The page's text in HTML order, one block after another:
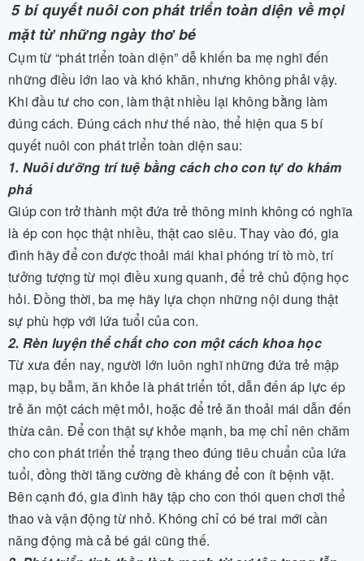
5 bí quyết nuôi con phát triển toàn diện về mọi
mặt từ những ngày thơ bé
Cụm từ “phát triển toàn diện” dễ khiến ba mẹ nghĩ đến
những điều lớn lao và khó khăn, nhưng không phải vậy.
Khi đầu tư cho con, làm thật nhiều lại không bằng làm
đúng cách. Đúng cách như thế nào, thể hiện qua 5 bí
quyết nuôi con phát triển toàn diện sau:
1. Nuôi dưỡng trí tuệ bằng cách cho con tự do khám
phá
Giúp con trở thành một đứa trẻ thông minh không có nghĩa
là ép con học thật nhiều, thật cao siêu. Thay vào đó, gia
đình hãy để con được thoải mái khai phóng trí tò mò, trí
tưởng tượng từ mọi điều xung quanh, để trẻ chủ động học
hỏi. Đồng thời, ba mẹ hãy lựa chọn những nội dung thật
sự phù hợp với lứa tuổi của con.
2. Rèn luyện thể chất cho con một cách khoa học
Từ xưa đến nay, người lớn luôn nghĩ những đứa trẻ mập
mạp, bụ bẫm, ăn khỏe là phát triển tốt, dẫn đến áp lực ép
trẻ ăn một cách mệt mỏi, hoặc để trẻ ăn thoải mái dẫn đến
thừa cân. Để con thật sự khỏe mạnh, ba mẹ chỉ nên chăm
cho con phát triển thể trạng theo đúng tiêu chuẩn của lứa
tuổi, đồng thời tăng cường đề kháng để con ít bệnh vặt.
Bên cạnh đó, gia đình hãy tập cho con thói quen chơi thể
thao và vận động từ nhỏ. Không chỉ có bé trai mới cần
năng động mà cả bé gái cũng thế.